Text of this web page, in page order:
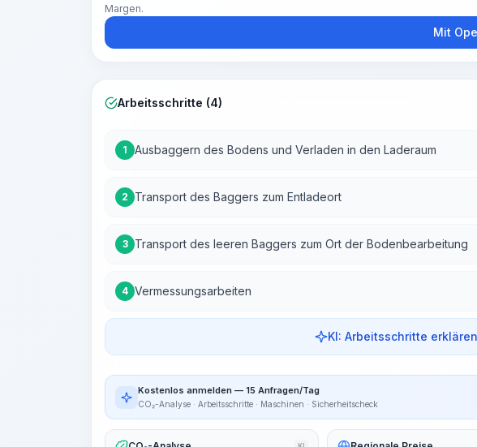
Margen.
Mit
Arbeitsschritte (4)
1 Ausbaggern des Bodens und Verladen in den Laderaum
2 Transport des Baggers zum Entladeort
3 Transport des leeren Baggers zum Ort der Bodenbearbeitung
4 Vermessungsarbeiten
KI: Arbeitsschritte erklären
Kostenlos anmelden — 15 Anfragen/Tag
CO₂-Analyse · Arbeitsschritte · Maschinen · Sicherheitscheck